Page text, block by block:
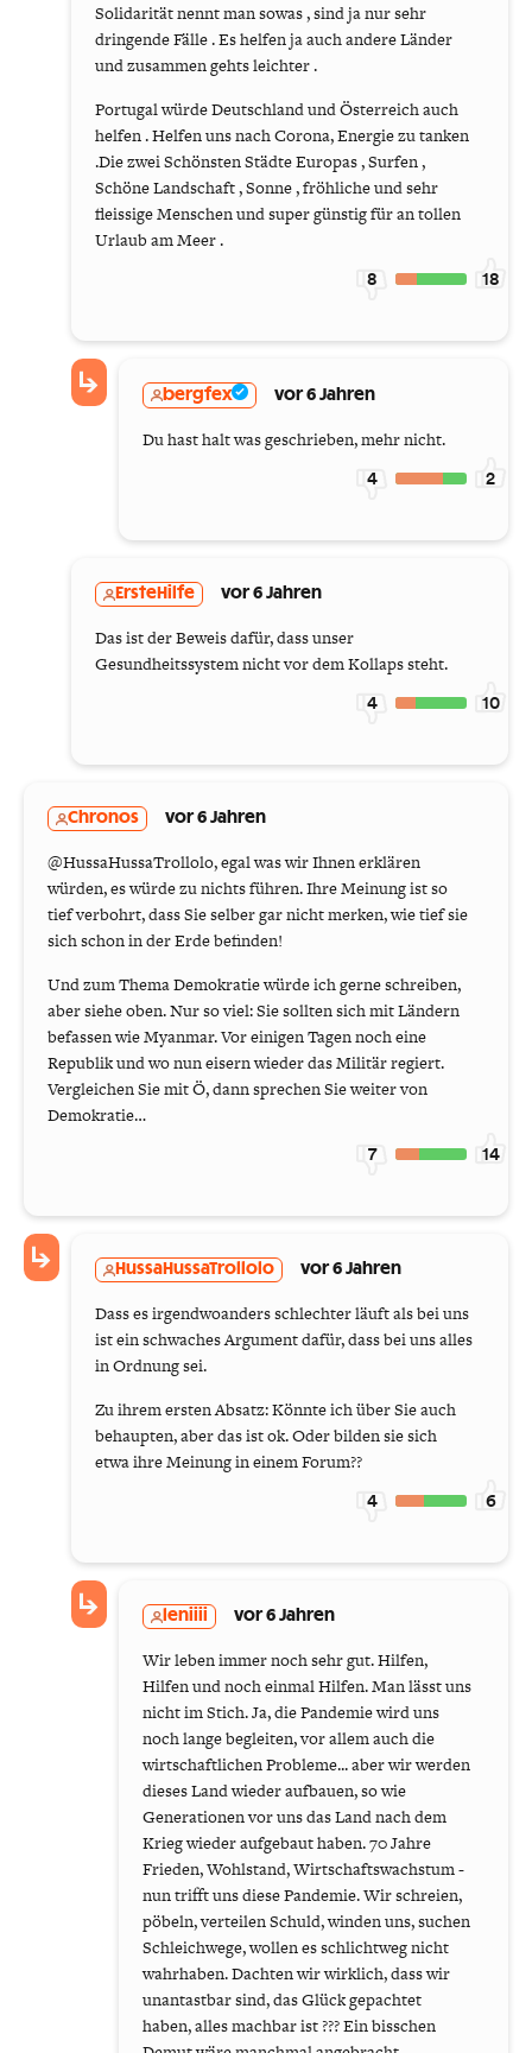
Solidarität nennt man sowas , sind ja nur sehr
dringende Fälle . Es helfen ja auch andere Länder
und zusammen gehts leichter .
Portugal würde Deutschland und Österreich auch
helfen . Helfen uns nach Corona, Energie zu tanken
.Die zwei Schönsten Städte Europas , Surfen ,
Schöne Landschaft , Sonne , fröhliche und sehr
fleissige Menschen und super günstig für an tollen
Urlaub am Meer .
8 18
bergfex vor 6 Jahren
Du hast halt was geschrieben, mehr nicht.
4 2
ErsteHilfe vor 6 Jahren
Das ist der Beweis dafür, dass unser
Gesundheitssystem nicht vor dem Kollaps steht.
4 10
Chronos vor 6 Jahren
@HussaHussaTrollolo, egal was wir Ihnen erklären
würden, es würde zu nichts führen. Ihre Meinung ist so
tief verbohrt, dass Sie selber gar nicht merken, wie tief sie
sich schon in der Erde befinden!
Und zum Thema Demokratie würde ich gerne schreiben,
aber siehe oben. Nur so viel: Sie sollten sich mit Ländern
befassen wie Myanmar. Vor einigen Tagen noch eine
Republik und wo nun eisern wieder das Militär regiert.
Vergleichen Sie mit Ö, dann sprechen Sie weiter von
Demokratie…
7 14
HussaHussaTrollolo vor 6 Jahren
Dass es irgendwoanders schlechter läuft als bei uns
ist ein schwaches Argument dafür, dass bei uns alles
in Ordnung sei.
Zu ihrem ersten Absatz: Könnte ich über Sie auch
behaupten, aber das ist ok. Oder bilden sie sich
etwa ihre Meinung in einem Forum??
4 6
leniiii vor 6 Jahren
Wir leben immer noch sehr gut. Hilfen,
Hilfen und noch einmal Hilfen. Man lässt uns
nicht im Stich. Ja, die Pandemie wird uns
noch lange begleiten, vor allem auch die
wirtschaftlichen Probleme... aber wir werden
dieses Land wieder aufbauen, so wie
Generationen vor uns das Land nach dem
Krieg wieder aufgebaut haben. 70 Jahre
Frieden, Wohlstand, Wirtschaftswachstum -
nun trifft uns diese Pandemie. Wir schreien,
pöbeln, verteilen Schuld, winden uns, suchen
Schleichwege, wollen es schlichtweg nicht
wahrhaben. Dachten wir wirklich, dass wir
unantastbar sind, das Glück gepachtet
haben, alles machbar ist ??? Ein bisschen